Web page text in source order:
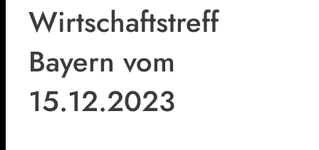
Wirtschaftstreff
Bayern vom
15.12.2023